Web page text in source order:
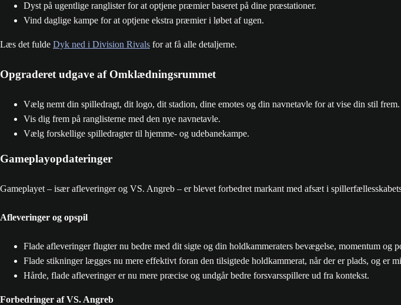
Dyst på ugentlige ranglister for at optjene præmier baseret på dine præstationer.
Vind daglige kampe for at optjene ekstra præmier i løbet af ugen.
Læs det fulde Dyk ned i Division Rivals for at få alle detaljerne.
Opgraderet udgave af Omklædningsrummet
Vælg nemt din spilledragt, dit logo, dit stadion, dine emotes og din navnetavle for at vise din stil frem.
Vis dig frem på ranglisterne med den nye navnetavle.
Vælg forskellige spilledragter til hjemme- og udebanekampe.
Gameplayopdateringer
Gameplayet – især afleveringer og VS. Angreb – er blevet forbedret markant med afsæt i
Afleveringer og opspil
Flade afleveringer flugter nu bedre med dit sigte og din holdkammeraters bevægelse, momentum og
Flade stikninger lægges nu mere effektivt foran den tilsigtede holdkammerat, når der er plads, og er
Hårde, flade afleveringer er nu mere præcise og undgår bedre forsvarsspillere ud fra kontekst.
Forbedringer af VS. Angreb